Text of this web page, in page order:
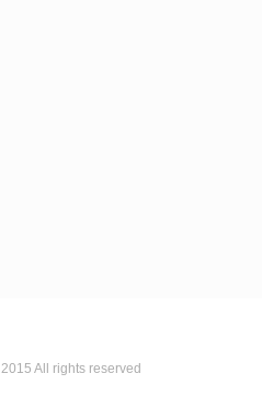
2015 All rights reserved